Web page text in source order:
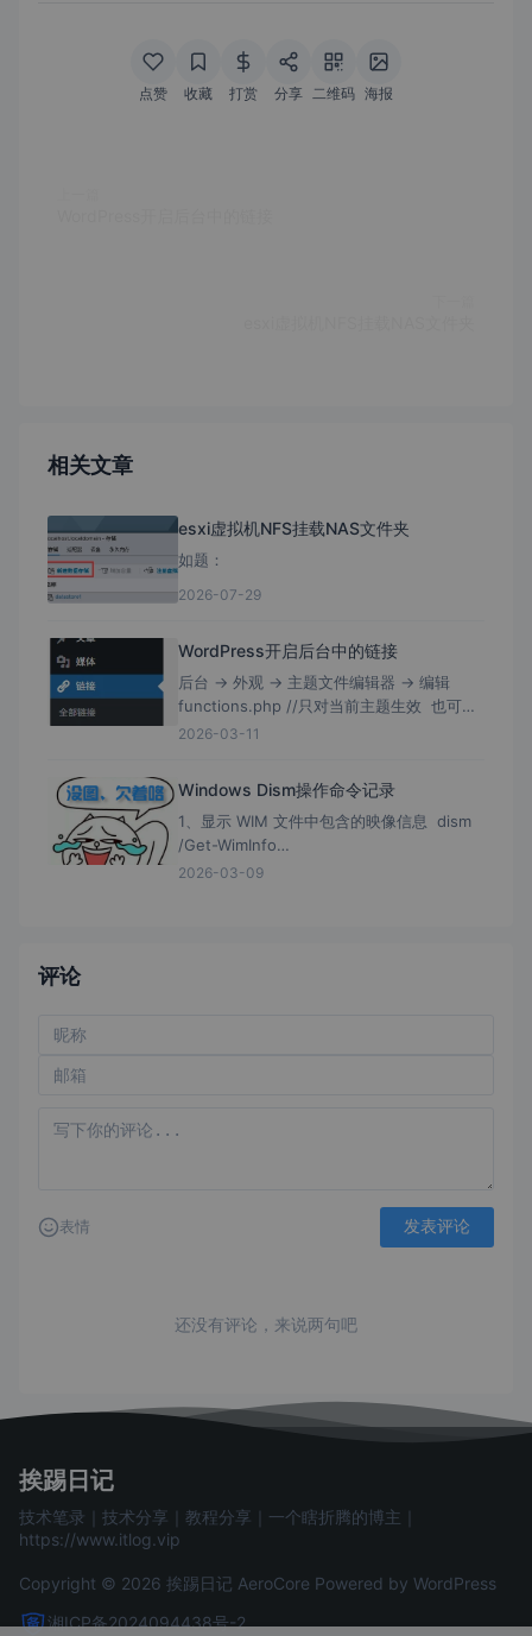
点赞 收藏 打赏 分享 二维码 海报
相关文章
esxi虚拟机NFS挂载NAS文件夹
如题：
2026-07-29
WordPress开启后台中的链接
后台 → 外观 → 主题文件编辑器 → 编辑
functions.php //只对当前主题生效 也可编
辑/wp-includes/functions.php //理论上
2026-03-11
Windows Dism操作命令记录
1、显示 WIM 文件中包含的映像信息 dism
/Get-WimInfo
/WimFile:"D:\Desktop\wim\install.wim"
2026-03-09
评论
表情 发表评论
还没有评论，来说两句吧
挨踢日记
技术笔录｜技术分享｜教程分享｜一个瞎折腾的博主｜
https://www.itlog.vip
Copyright © 2026 挨踢日记 AeroCore Powered by WordPress
湘ICP备2024094438号-2